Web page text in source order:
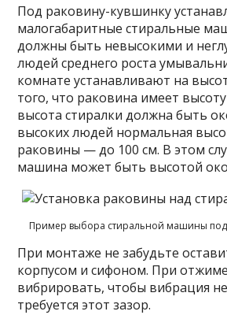
Под раковину-кувшинку
малогабаритные стиральные
должны быть невысокими и
людей среднего роста
комнате устанавливают на
того, что раковина имеет
высота стиралки должна быть
высоких людей нормальная
раковины — до 100 см. В этом
машина может быть высотой
Пример выбора стиральной машины под
При монтаже не забудьте
корпусом и сифоном. При
вибрировать, чтобы вибрация
требуется этот зазор.